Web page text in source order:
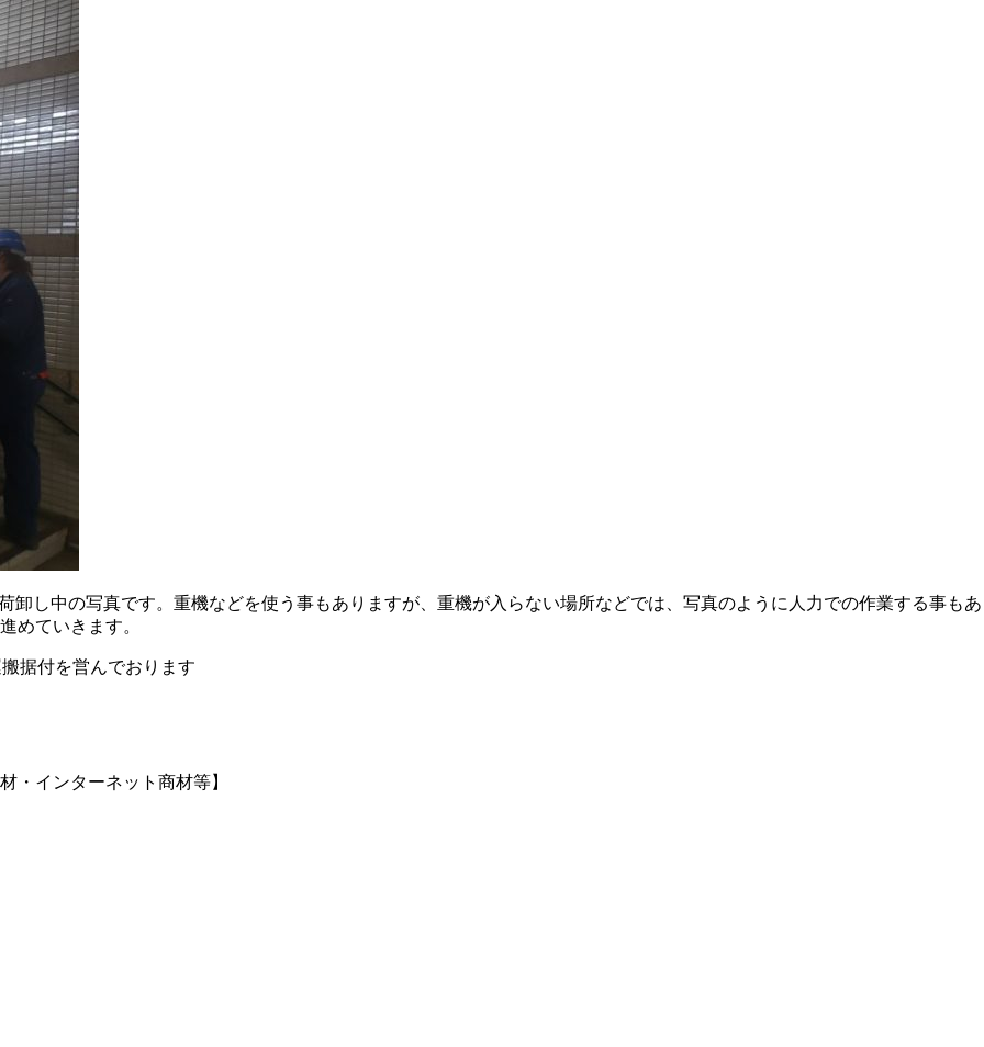
卸し中の写真です。重機などを使う事もありますが、重機が入らない場所などでは、写真のように人力での作業する事もあ
めていきます。
据付を営んでおります
・インターネット商材等】